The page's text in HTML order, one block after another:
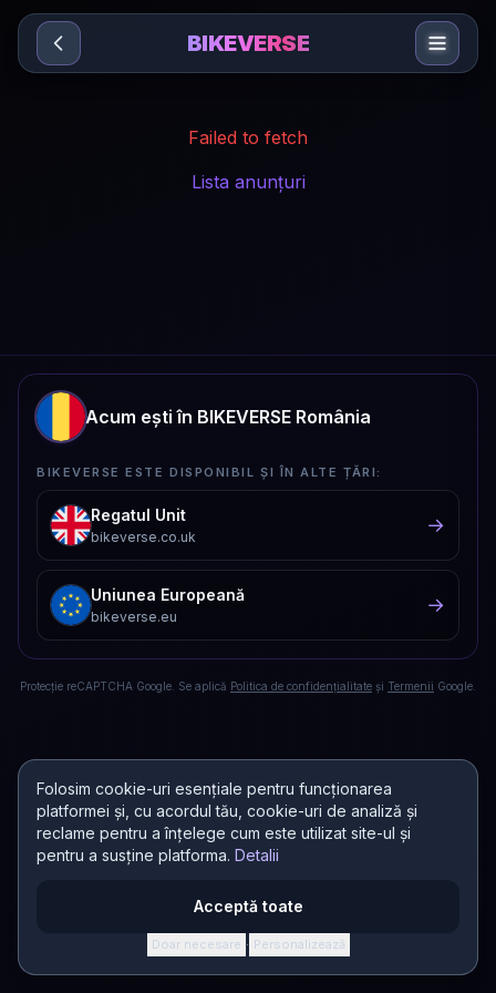
Sari la conținut
Folosim cookie-uri esențiale pentru funcționarea
platformei și, cu acordul tău, cookie-uri de analiză și
reclame pentru a înțelege cum este utilizat site-ul și
pentru a susține platforma. Detalii
Acceptă toate
Doar necesare · Personalizează
BIKEVERSE
Failed to fetch
Lista anunțuri
Acum ești în BIKEVERSE România
BIKEVERSE ESTE DISPONIBIL ȘI ÎN ALTE ȚĂRI:
Regatul Unit
bikeverse.co.uk
→
Uniunea Europeană
bikeverse.eu
→
Protecție reCAPTCHA Google. Se aplică Politica de confidențialitate și Termenii Google.